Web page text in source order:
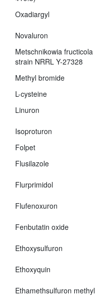
Oxadiargyl
Novaluron
Metschnikowia fructicola
strain NRRL Y-27328
Methyl bromide
L-cysteine
Linuron
Isoproturon
Folpet
Flusilazole
Flurprimidol
Flufenoxuron
Fenbutatin oxide
Ethoxysulfuron
Ethoxyquin
Ethamethsulfuron methyl